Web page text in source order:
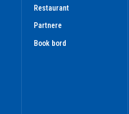
Restaurant
Partnere
Book bord